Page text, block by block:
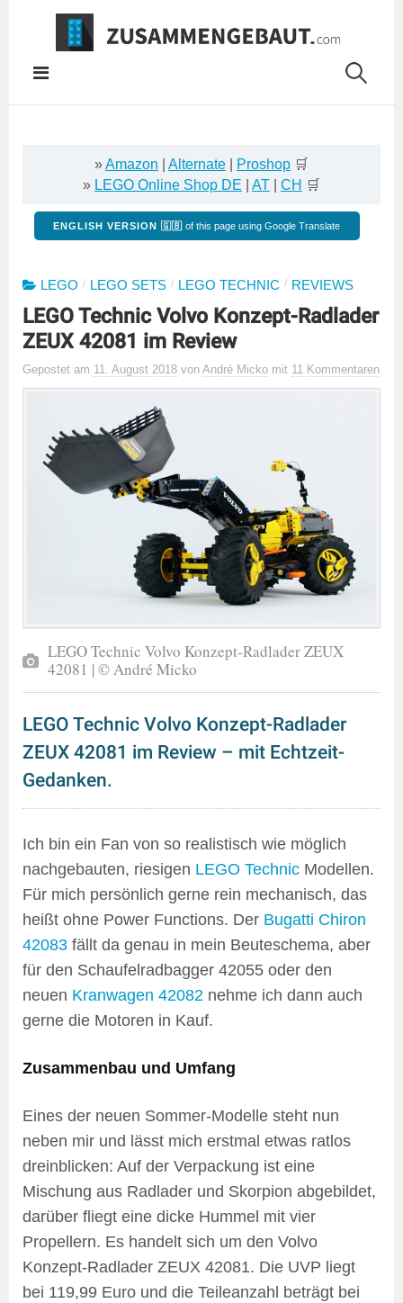
Springe
Inhalt
»Amazon Alternate Proshop 🛒
» LEGO Online Shop DE AT CH 🛒
ENGLISH VERSION 🇬🇧 of this page using Google Translate
LEGO / LEGO SETS / LEGO TECHNIC / REVIEWS
LEGO Technic Volvo Konzept-Radlader
ZEUX 42081 im Review
Gepostet am 11. August 2018 von André Micko mit 11 Kommentaren
LEGO Technic Volvo Konzept-Radlader ZEUX
42081 | © André Micko
LEGO Technic Volvo Konzept-Radlader
ZEUX 42081 im Review – mit Echtzeit-
Gedanken.
Ich bin ein Fan von so realistisch wie möglich
nachgebauten, riesigen LEGO Technic Modellen.
Für mich persönlich gerne rein mechanisch, das
heißt ohne Power Functions. Der Bugatti Chiron
42083 fällt da genau in mein Beuteschema, aber
für den Schaufelradbagger 42055 oder den
neuen Kranwagen 42082 nehme ich dann auch
gerne die Motoren in Kauf.
Zusammenbau und Umfang
Eines der neuen Sommer-Modelle steht nun
neben mir und lässt mich erstmal etwas ratlos
dreinblicken: Auf der Verpackung ist eine
Mischung aus Radlader und Skorpion abgebildet,
darüber fliegt eine dicke Hummel mit vier
Propellern. Es handelt sich um den Volvo
Konzept-Radlader ZEUX 42081. Die UVP liegt
bei 119,99 Euro und die Teileanzahl beträgt bei